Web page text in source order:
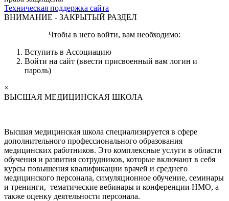
Техническая поддержка сайта
ВНИМАНИЕ - ЗАКРЫТЫЙ РАЗДЕЛ
Чтобы в него войти, вам необходимо:
Вступить в Ассоциацию
Войти на сайт (ввести присвоенный вам логин и
пароль)
×
ВЫСШАЯ МЕДИЦИНСКАЯ ШКОЛА
Высшая медицинская школа специализируется в сфере
дополнительного профессионального образования
медицинских работников. Это комплексные услуги в области
обучения и развития сотрудников, которые включают в себя
курсы повышения квалификации врачей и среднего
медицинского персонала, симуляционное обучение, семинары
и тренинги, тематические вебинары и конференции НМО, а
также оценку деятельности персонала.